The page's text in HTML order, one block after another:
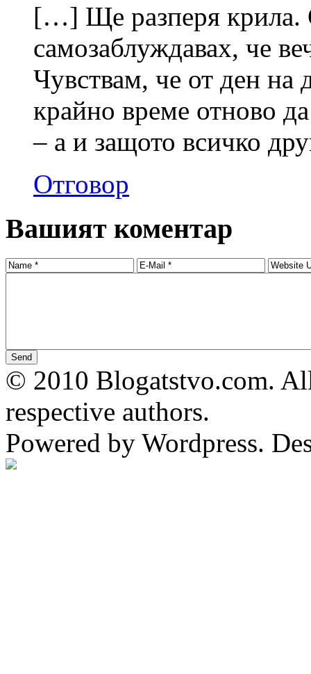
[…] Ще разперя крила.
самозаблуждавах, че
Чувствам, че от ден на
крайно време отново
– а и защото всичко
Отговор
Вашият коментар
© 2010 Blogatstvo.com.
respective authors.
Powered by Wordpress.